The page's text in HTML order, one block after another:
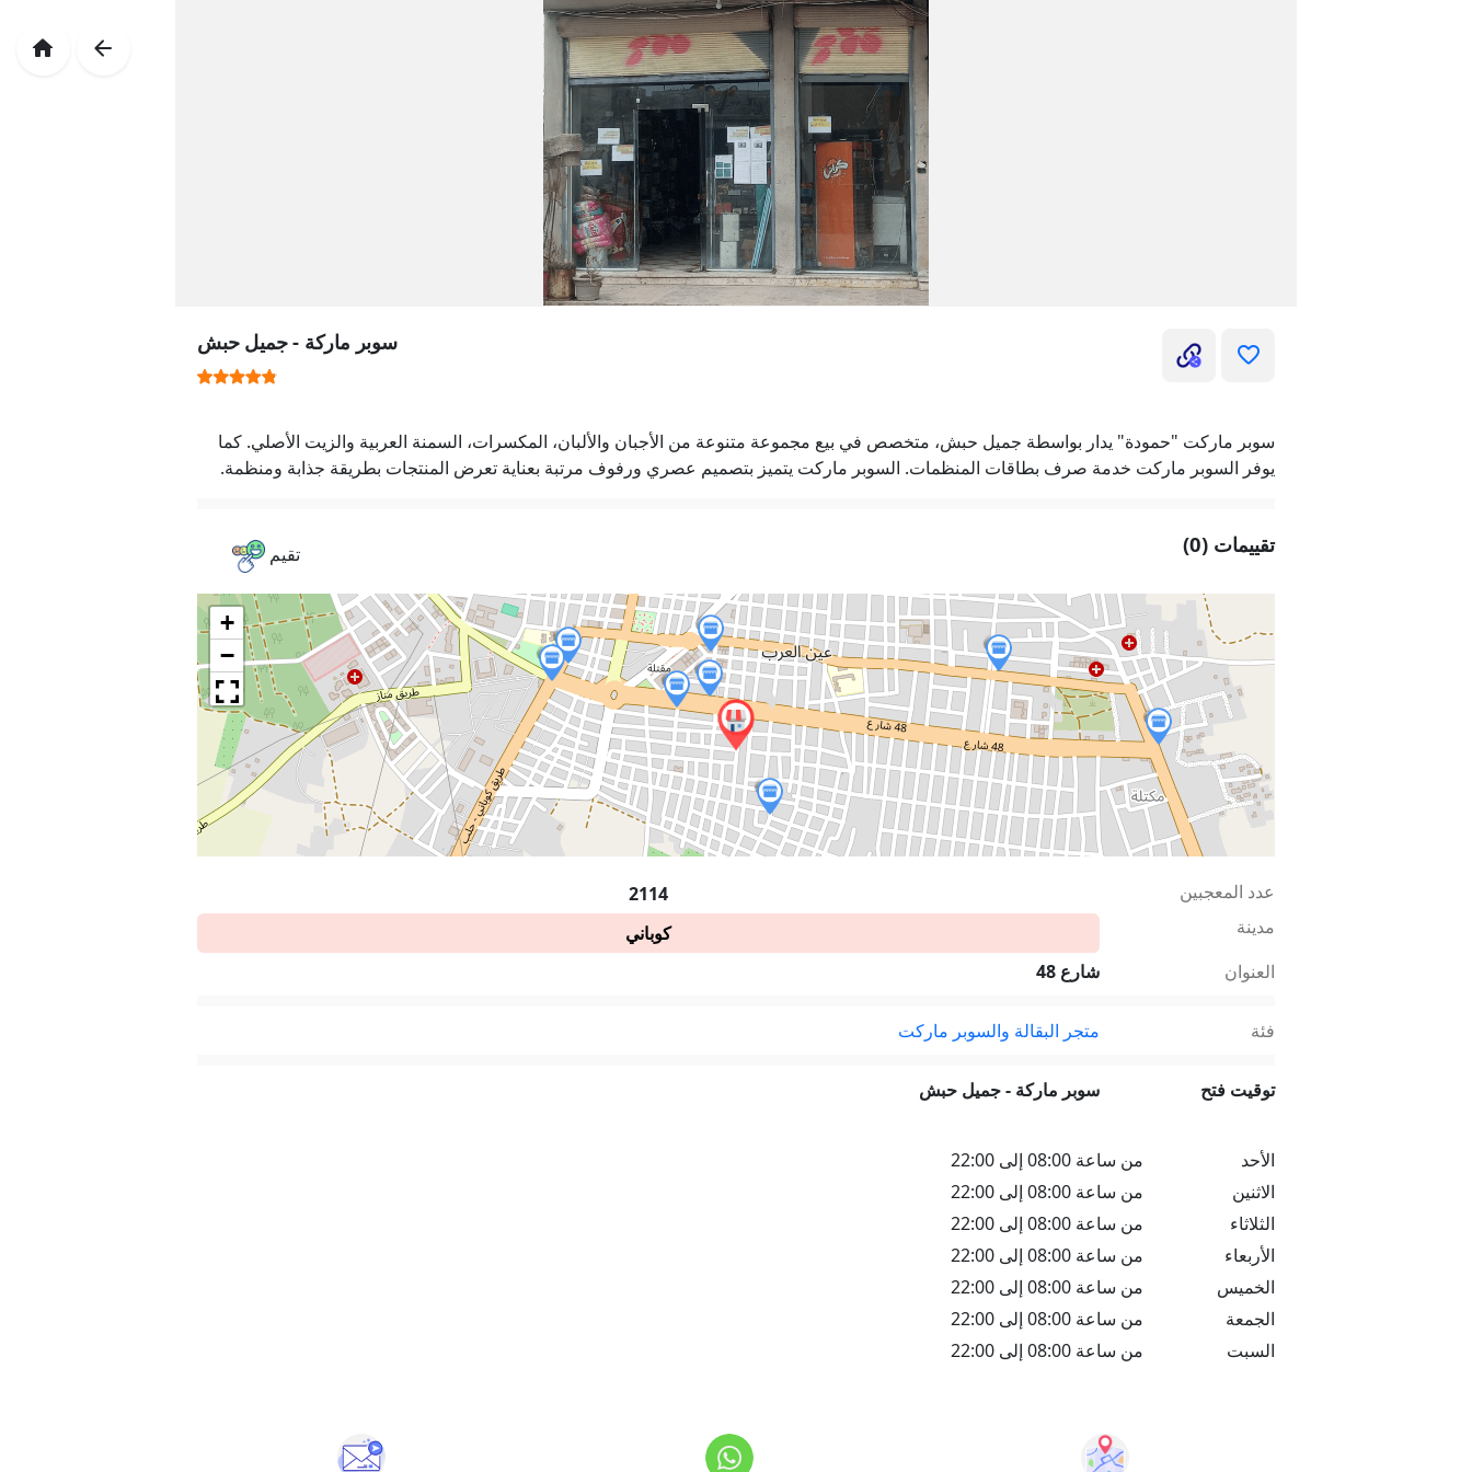
سوبر ماركة - جميل حبش
سوبر ماركت "حمودة" يدار بواسطة جميل حبش، متخصص في بيع مجموعة متنوعة من الأجبان والألبان، المكسرات، السمنة العربية والزيت الأصلي. كما
يوفر السوبر ماركت خدمة صرف بطاقات المنظمات. السوبر ماركت يتميز بتصميم عصري ورفوف مرتبة بعناية تعرض المنتجات بطريقة جذابة ومنظمة.
تقيم تقييمات (0)
+
−
عدد المعجبين
2114
مدينة
كوباني
العنوان
شارع 48
فئة متجر البقالة والسوبر ماركت
توقيت فتح سوبر ماركة - جميل حبش
الأحد
من ساعة 08:00 إلى 22:00
الاثنين
من ساعة 08:00 إلى 22:00
الثلاثاء
من ساعة 08:00 إلى 22:00
الأربعاء
من ساعة 08:00 إلى 22:00
الخميس
من ساعة 08:00 إلى 22:00
الجمعة
من ساعة 08:00 إلى 22:00
السبت
من ساعة 08:00 إلى 22:00